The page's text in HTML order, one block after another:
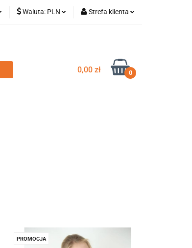
Waluta: PLN Strefa klienta
Dodaj zgłoszenie
0,00 zł 0
PROMOCJA